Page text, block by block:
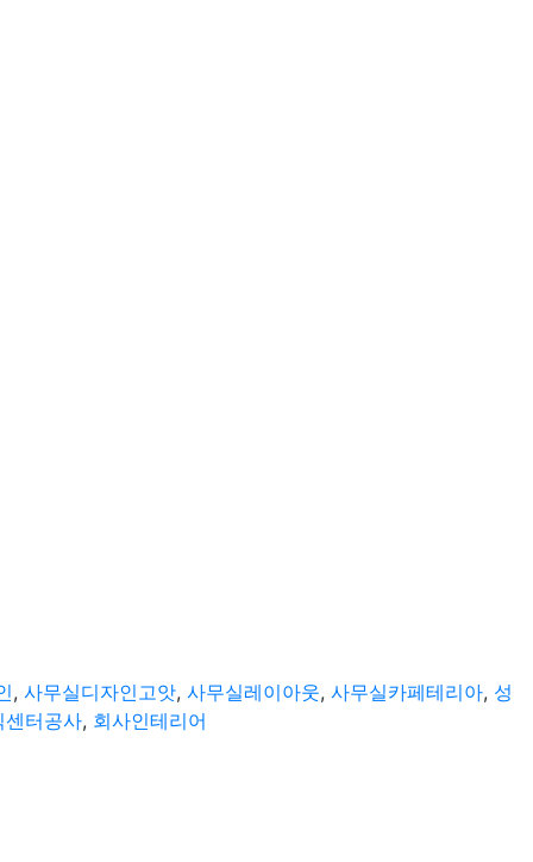
, 사무실디자인고앗, 사무실레이아웃, 사무실카페테리아, 성
센터공사, 회사인테리어